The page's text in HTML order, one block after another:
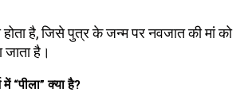
होता है, जिसे पुत्र के जन्म पर नवजात की मां को
जाता है।
“पीला” क्या है?